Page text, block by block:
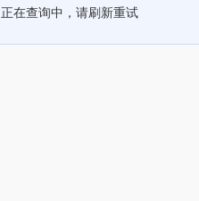
正在查询中，请刷新重试